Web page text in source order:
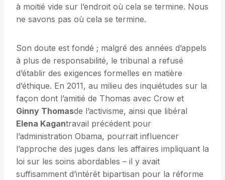
à moitié vide sur l’endroit où cela se termine. Nous
ne savons pas où cela se termine.
Son doute est fondé ; malgré des années d’appels
à plus de responsabilité, le tribunal a refusé
d’établir des exigences formelles en matière
d’éthique. En 2011, au milieu des inquiétudes sur la
façon dont l’amitié de Thomas avec Crow et
Ginny Thomasde l’activisme, ainsi que libéral
Elena Kagantravail précédent pour
l’administration Obama, pourrait influencer
l’approche des juges dans les affaires impliquant la
loi sur les soins abordables – il y avait
suffisamment d’intérêt bipartisan pour la réforme